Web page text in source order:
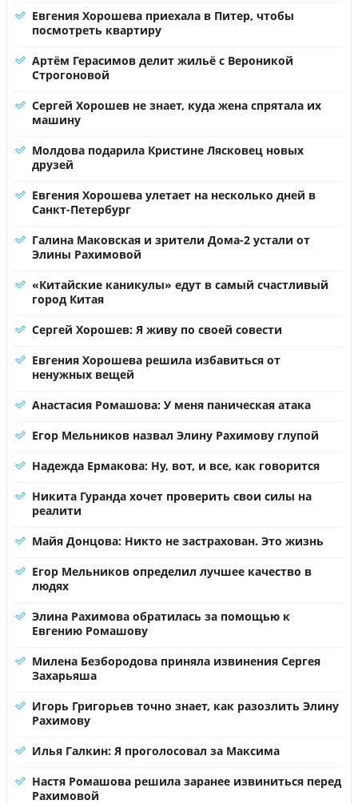
Евгения Хорошева приехала в Питер, чтобы
посмотреть квартиру
Артём Герасимов делит жильё с Вероникой
Строгоновой
Сергей Хорошев не знает, куда жена спрятала их
машину
Молдова подарила Кристине Лясковец новых
друзей
Евгения Хорошева улетает на несколько дней в
Санкт-Петербург
Галина Маковская и зрители Дома-2 устали от
Элины Рахимовой
«Китайские каникулы» едут в самый счастливый
город Китая
Сергей Хорошев: Я живу по своей совести
Евгения Хорошева решила избавиться от
ненужных вещей
Анастасия Ромашова: У меня паническая атака
Егор Мельников назвал Элину Рахимову глупой
Надежда Ермакова: Ну, вот, и все, как говорится
Никита Гуранда хочет проверить свои силы на
реалити
Майя Донцова: Никто не застрахован. Это жизнь
Егор Мельников определил лучшее качество в
людях
Элина Рахимова обратилась за помощью к
Евгению Ромашову
Милена Безбородова приняла извинения Сергея
Захарьяша
Игорь Григорьев точно знает, как разозлить Элину
Рахимову
Илья Галкин: Я проголосовал за Максима
Настя Ромашова решила заранее извиниться перед
Рахимовой